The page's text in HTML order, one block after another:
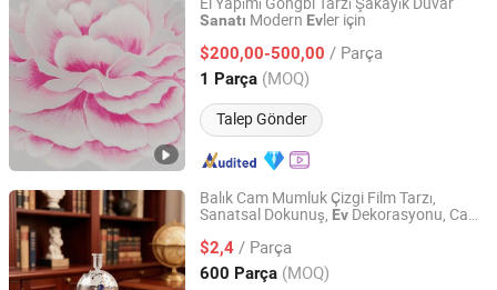
Sanatı Modern Evler için
$200,00-500,00 / Parça
1 Parça (MOQ)
Talep Gönder
Zhejiang Royal Palace Workshop Culture & Development
Co.,Ltd.
Zhejiang, China Fiyat 2025
Balık Cam Mumluk Çizgi Film Tarzı,
Sanatsal Dokunuş, Ev Dekorasyonu, Cam
$2,4 / Parça
600 Parça (MOQ)
Anhui Dengyun Glass Technology Co., Ltd.
Anhui, China Fiyat 2026